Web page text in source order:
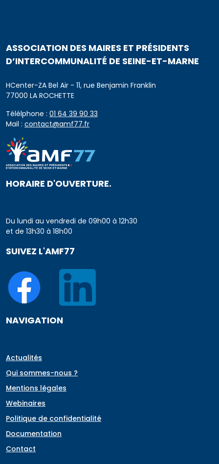
ASSOCIATION DES MAIRES ET PRÉSIDENTS
D’INTERCOMMUNALITÉ DE SEINE-ET-MARNE
HCenter-ZA Bel Air - 11, rue Benjamin Franklin
77000 LA ROCHETTE
Télélphone : 01 64 39 90 33
Mail : contact@amf77.fr
HORAIRE D'OUVERTURE.
Du lundi au vendredi de 09h00 à 12h30
et de 13h30 à 18h00
SUIVEZ L'AMF77
NAVIGATION
Actualités
Qui sommes-nous ?
Mentions légales
Webinaires
Politique de confidentialité
Documentation
Contact